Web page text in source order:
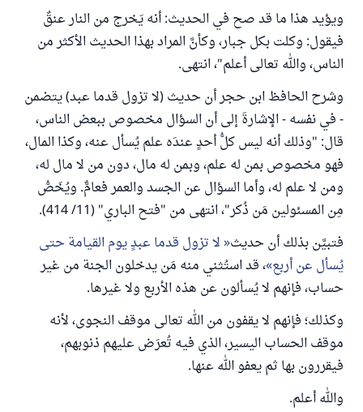
ويؤيد هذا ما قد صح في الحديث: أنه يَخرج من النار عنقٌ
فيقول: وكلت بكل جبار، وكأنَّ المراد بهذا الحديث الأكثر من
الناس، والله تعالى أعلم"، انتهى.
وشرح الحافظ ابن حجر أن حديث (لا تزول قدما عبد) يتضمن
- في نفسه - الإشارةَ إلى أن السؤال مخصوص ببعض الناس،
قال: "وذلك أنه ليس كلُّ أحدٍ عندَه علم يُسأل عنه، وكذا المال،
فهو مخصوص بمن له علم، وبمن له مال، دون من لا مال له،
ومن لا علم له، وأما السؤال عن الجسد والعمر فعامٌّ. ويُخَصُّ
مِن المسئولين مَن ذُكر"، انتهى من "فتح الباري" (11/ 414).
فتبيَّن بذلك أن حديث لا تزول قدما عبدٍ يوم القيامة حتى
يُسأل عن أربع ، قد استُثني منه مَن يدخلون الجنة من غير
حساب، فإنهم لا يُسألون عن هذه الأربع ولا غيرها.
وكذلك؛ فإنهم لا يقفون من الله تعالى موقف النجوى، لأنه
موقف الحساب اليسير، الذي فيه تُعرَض عليهم ذنوبهم،
فيقررون بها ثم يعفو الله عنها.
والله أعلم.